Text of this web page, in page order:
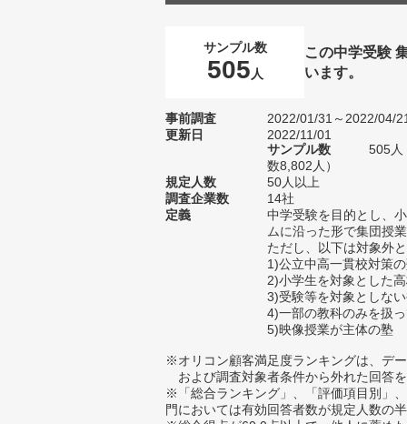
サンプル数
505 人
この中学受験
います。
事前調査
2022/01/31～2022/04/
更新日
2022/11/01
サンプル数
505人
数8,802人）
規定人数
50人以上
調査企業数
14社
定義
中学受験を目的とし、
ムに沿った形で集団授
ただし、以下は対象外
1)公立中高一貫校対策
2)小学生を対象とした
3)受験等を対象としな
4)一部の教科のみを扱
5)映像授業が主体の塾
※オリコン顧客満足度ランキングは、デ
および調査対象者条件から外れた回答
※「総合ランキング」、「評価項目別」
門においては有効回答者数が規定人数の